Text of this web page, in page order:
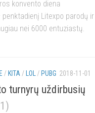
konvento diena
Litexpo parodų ir
nei 6000 entuziastų.
/ KITA / LOL / PUBG 2018-11-01
turnyrų uždirbusių